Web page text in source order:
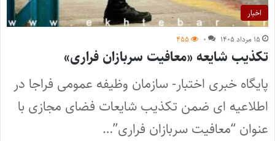
اخبار
۱۵ مرداد ۱۴۰۵ ۰ ۴۵۵
تکذیب شایعه «معافیت سربازان فراری»
پایگاه خبری اختبار- سازمان وظیفه عمومی فراجا در
اطلاعیه ای ضمن تکذیب شایعات فضای مجازی با
عنوان “معافیت سربازان فراری”…